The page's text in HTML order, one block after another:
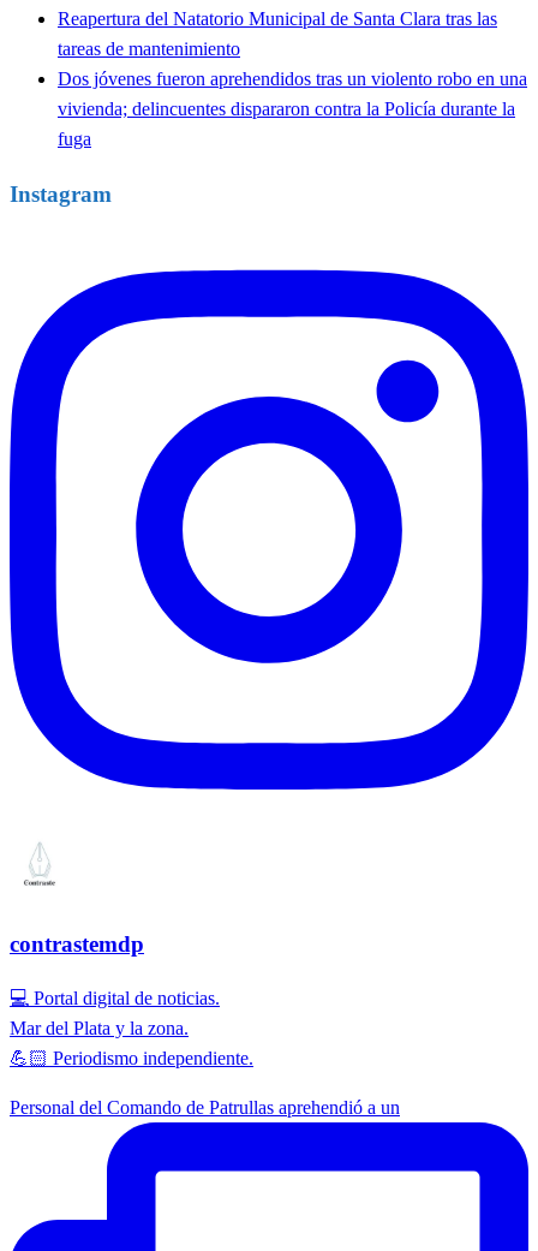
Reapertura del Natatorio Municipal de Santa Clara tras las
tareas de mantenimiento
Dos jóvenes fueron aprehendidos tras un violento robo en una
vivienda; delincuentes dispararon contra la Policía durante la
fuga
Instagram
contrastemdp
💻 Portal digital de noticias.
Mar del Plata y la zona.
💪🏻 Periodismo independiente.
Personal del Comando de Patrullas aprehendió a un